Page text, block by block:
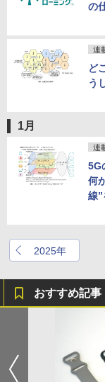
の
連
ど
う
1月
連
5G
何
線
2025年
おすすめ記事